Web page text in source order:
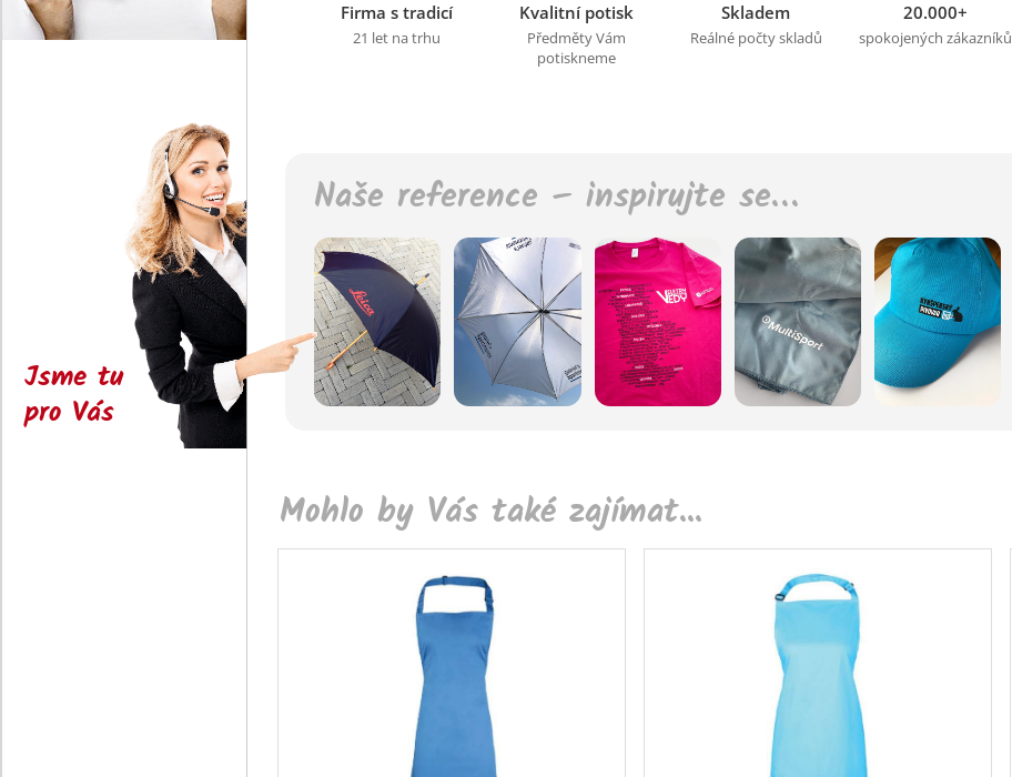
Jsme tu
pro Vás
Firma s tradicí
21 let na trhu
Kvalitní potisk
Předměty Vám
potiskneme
Skladem
Reálné počty skladů
20.000+
spokojených zákazníků
Naše reference – inspirujte se…
Mohlo by Vás také zajímat...